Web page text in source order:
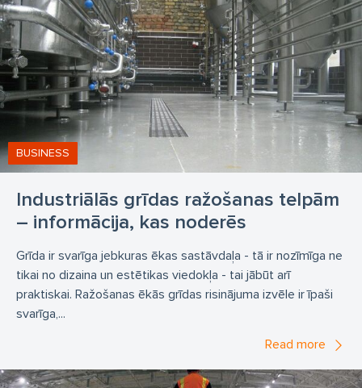
Industriālās grīdas ražošanas telpām
– informācija, kas noderēs
BUSINESS
Grīda ir svarīga jebkuras ēkas sastāvdaļa - tā ir nozīmīga ne
tikai no dizaina un estētikas viedokļa - tai jābūt arī
praktiskai. Ražošanas ēkās grīdas risinājuma izvēle ir īpaši
svarīga,...
Read more